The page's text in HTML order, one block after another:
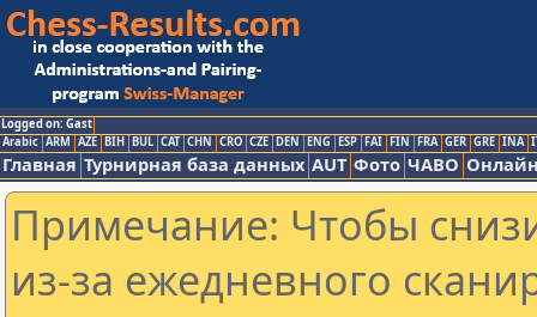
Logged on: Gast
Arabic ARM AZE BIH BUL CAT CHN CRO CZE DEN ENG ESP FAI FIN FRA GER GRE INA
Главная Турнирная база данных AUT Фото ЧАВО
Примечание: Чтобы
из-за ежедневного